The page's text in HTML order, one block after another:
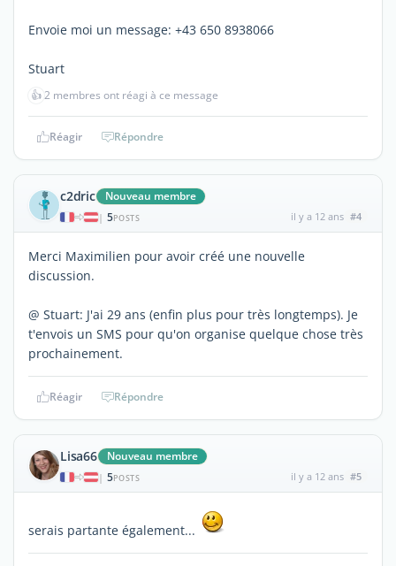
Envoie moi un message: +43 650 8938066
Stuart
👍2 membres ont réagi à ce message
Réagir Répondre
c2dric Nouveau membre
| 5POSTS il y a 12 ans #4
Merci Maximilien pour avoir créé une nouvelle
discussion.
@ Stuart: J'ai 29 ans (enfin plus pour très longtemps). Je
t'envois un SMS pour qu'on organise quelque chose très
prochainement.
Réagir Répondre
Lisa66 Nouveau membre
| 5POSTS il y a 12 ans #5
serais partante également...